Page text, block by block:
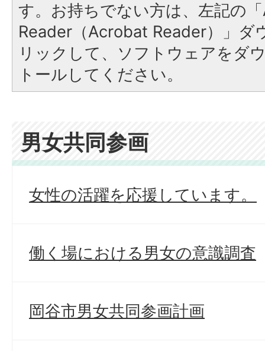
す。お持ちでない方は、左記の
Reader（Acrobat Reader）」ダ
リックして、ソフトウェアをダ
トールしてください。
男女共同参画
女性の活躍を応援しています。
働く場における男女の意識調査
岡谷市男女共同参画計画